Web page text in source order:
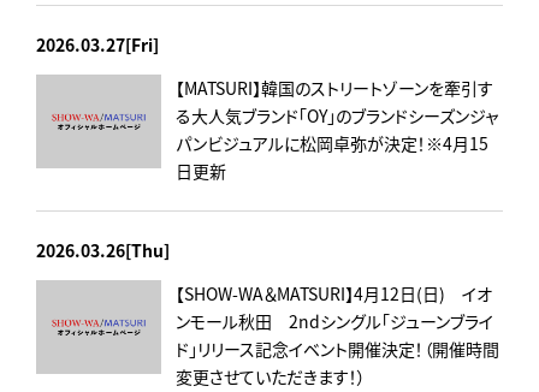
2026.03.27[Fri]
【MATSURI】韓国のストリートゾーンを牽引す
る大人気ブランド「OY」のブランドシーズンジャ
パンビジュアルに松岡卓弥が決定！※4月15
日更新
2026.03.26[Thu]
【SHOW-WA＆MATSURI】4月12日(日) イオ
ンモール秋田 2ndシングル「ジューンブライ
ド」リリース記念イベント開催決定！（開催時間
変更させていただきます！）